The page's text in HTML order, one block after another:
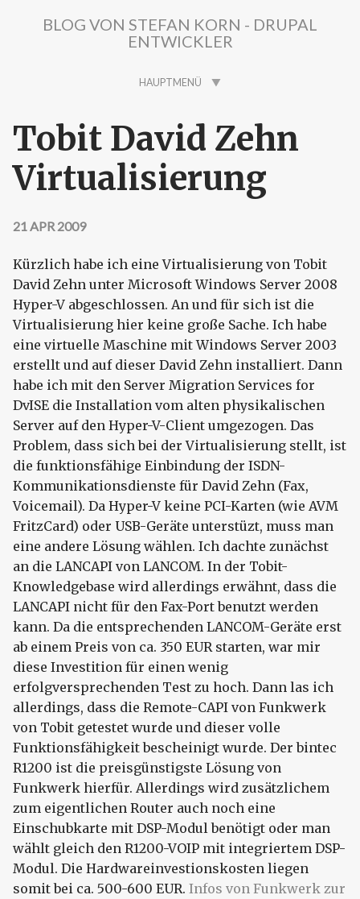
BLOG VON STEFAN KORN - DRUPAL
ENTWICKLER
HAUPTMENÜ
Tobit David Zehn
Virtualisierung
21 APR 2009
Kürzlich habe ich eine Virtualisierung von Tobit
David Zehn unter Microsoft Windows Server 2008
Hyper-V abgeschlossen. An und für sich ist die
Virtualisierung hier keine große Sache. Ich habe
eine virtuelle Maschine mit Windows Server 2003
erstellt und auf dieser David Zehn installiert. Dann
habe ich mit den Server Migration Services for
DvISE die Installation vom alten physikalischen
Server auf den Hyper-V-Client umgezogen. Das
Problem, dass sich bei der Virtualisierung stellt, ist
die funktionsfähige Einbindung der ISDN-
Kommunikationsdienste für David Zehn (Fax,
Voicemail). Da Hyper-V keine PCI-Karten (wie AVM
FritzCard) oder USB-Geräte unterstüzt, muss man
eine andere Lösung wählen. Ich dachte zunächst
an die LANCAPI von LANCOM. In der Tobit-
Knowledgebase wird allerdings erwähnt, dass die
LANCAPI nicht für den Fax-Port benutzt werden
kann. Da die entsprechenden LANCOM-Geräte erst
ab einem Preis von ca. 350 EUR starten, war mir
diese Investition für einen wenig
erfolgversprechenden Test zu hoch. Dann las ich
allerdings, dass die Remote-CAPI von Funkwerk
von Tobit getestet wurde und dieser volle
Funktionsfähigkeit bescheinigt wurde. Der bintec
R1200 ist die preisgünstigste Lösung von
Funkwerk hierfür. Allerdings wird zusätzlichem
zum eigentlichen Router auch noch eine
Einschubkarte mit DSP-Modul benötigt oder man
wählt gleich den R1200-VOIP mit integriertem DSP-
Modul. Die Hardwareinvestionskosten liegen
somit bei ca. 500-600 EUR. Infos von Funkwerk zur